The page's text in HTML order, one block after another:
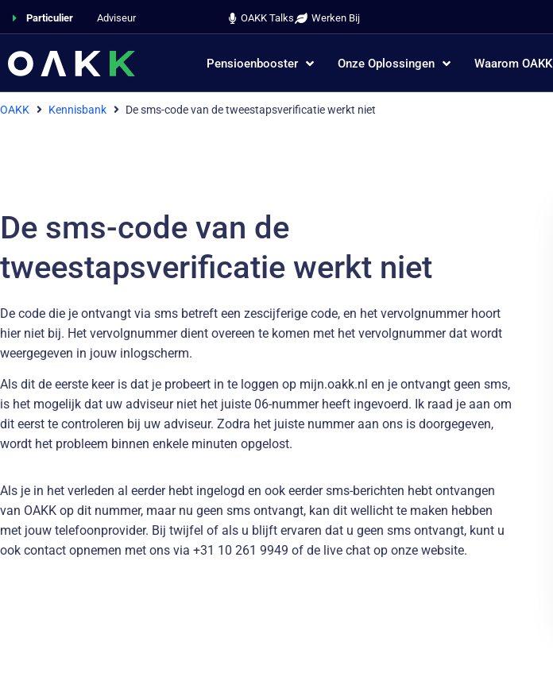
Particulier Adviseur OAKK Talks Werken Bij
Pensioenbooster Onze Oplossingen Waarom OAKK
OAKK Kennisbank De sms-code van de tweestapsverificatie werkt niet
De sms-code van de
tweestapsverificatie werkt niet
De code die je ontvangt via sms betreft een zescijferige code, en het vervolgnummer hoort
hier niet bij. Het vervolgnummer dient overeen te komen met het vervolgnummer dat wordt
weergegeven in jouw inlogscherm.
Als dit de eerste keer is dat je probeert in te loggen op mijn.oakk.nl en je ontvangt geen sms,
is het mogelijk dat uw adviseur niet het juiste 06-nummer heeft ingevoerd. Ik raad je aan om
dit eerst te controleren bij uw adviseur. Zodra het juiste nummer aan ons is doorgegeven,
wordt het probleem binnen enkele minuten opgelost.
Als je in het verleden al eerder hebt ingelogd en ook eerder sms-berichten hebt ontvangen
van OAKK op dit nummer, maar nu geen sms ontvangt, kan dit wellicht te maken hebben
met jouw telefoonprovider. Bij twijfel of als u blijft ervaren dat u geen sms ontvangt, kunt u
ook contact opnemen met ons via +31 10 261 9949 of de live chat op onze website.